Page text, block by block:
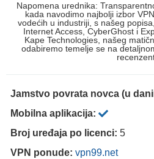
Napomena urednika:
kada navodimo najbolji izbor
vodećih u industriji, s našeg
Internet Access, CyberGhost i
Kape Technologies, našeg
odabiremo temelje se na
Jamstvo povrata novca (u
Mobilna aplikacija:
Broj uređaja po licenci: 5
VPN ponude: vpn99.net